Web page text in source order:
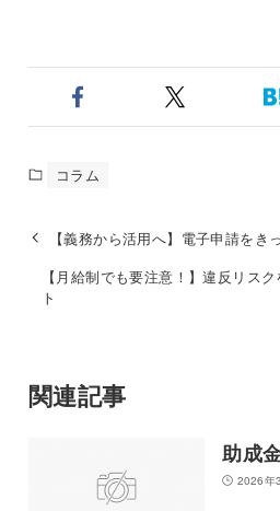
コラム
【義務から活用へ】電子申請を
【月給制でも要注意！】違反リス
ト
関連記事
助成
2026年